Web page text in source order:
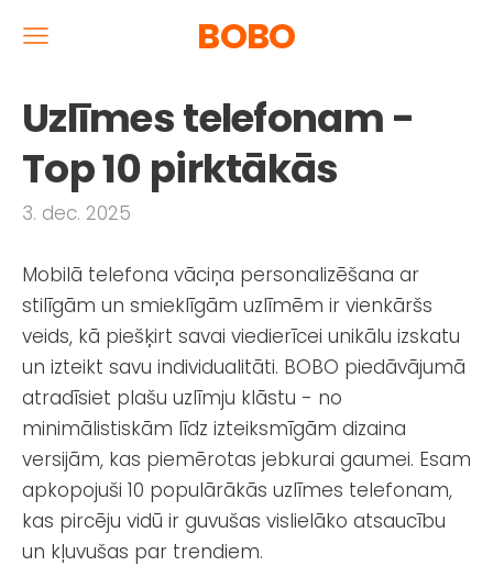
BOBO
Uzlīmes telefonam -
Top 10 pirktākās
3. dec. 2025
Mobilā telefona vāciņa personalizēšana ar
stilīgām un smieklīgām uzlīmēm ir vienkāršs
veids, kā piešķirt savai viedierīcei unikālu izskatu
un izteikt savu individualitāti. BOBO piedāvājumā
atradīsiet plašu uzlīmju klāstu - no
minimālistiskām līdz izteiksmīgām dizaina
versijām, kas piemērotas jebkurai gaumei. Esam
apkopojuši 10 populārākās uzlīmes telefonam,
kas pircēju vidū ir guvušas vislielāko atsaucību
un kļuvušas par trendiem.